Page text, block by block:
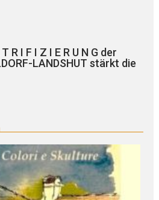
R I F I Z I E R U N G der
LANDSHUT stärkt die